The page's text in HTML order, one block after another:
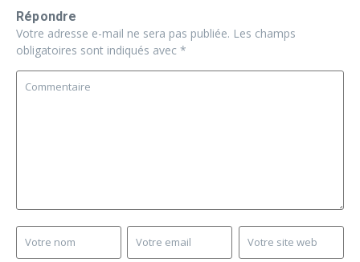
Répondre
Votre adresse e-mail ne sera pas publiée. Les champs
obligatoires sont indiqués avec *